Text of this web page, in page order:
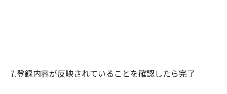
7.登録内容が反映されていることを確認したら完了